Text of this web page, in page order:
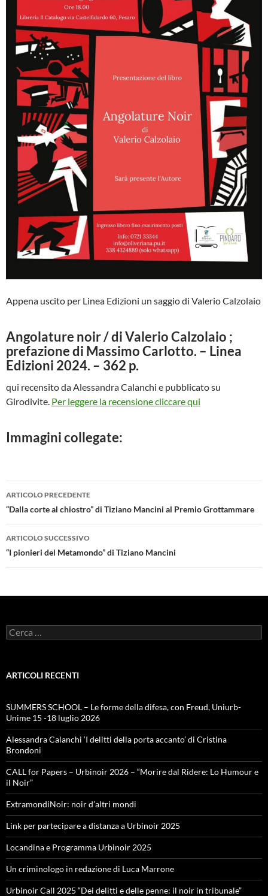
Appena uscito per Linea Edizioni un saggio di Valerio Calzolaio
Angolature noir / di Valerio Calzolaio ;
prefazione di Massimo Carlotto. – Linea
Edizioni 2024. – 362 p.
qui recensito da Alessandra Calanchi e pubblicato su
Girodivite. Per leggere la recensione cliccare qui
Immagini collegate:
Navigazione
articolo
ARTICOLO PRECEDENTE
“Dalla corte al chiostro” di Tiziano Mancini al Premio Grottammare
ARTICOLO SUCCESSIVO
“I pionieri del Metamondo” di Tiziano Mancini
Ricerca
per:
ARTICOLI RECENTI
SUMMERS SCHOOL – Le forme della difesa, con Freud, Uniurb-
Unime 15 -18 luglio 2026
Alessandra Calanchi ‘I delitti della porta accanto’ di Cristina
Brondoni
CALL for Papers – Urbinoir 2026 – “Morire dal Ridere: Lo Humour e
il Noir”
ExtramondiNoir: noir d’altri mondi
Link per partecipare a distanza a Urbinoir 2025
Locandina e Programma Urbinoir 2025
Un criminologo in redazione di Luca Marrone
Urbinoir Call 2025 “Dei delitti e delle penne: il noir in tribunale”